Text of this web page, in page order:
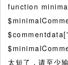
function
太短了，请至